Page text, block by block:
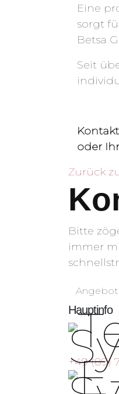
Eine
sorgt
Betsa
Seit
oder
Zurück
Bitte
immer
Hauptinfo
+49 (89)